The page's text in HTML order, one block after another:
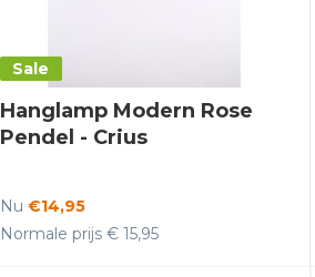
Sale
Hanglamp Modern Rose
Pendel - Crius
Nu €14,95
Normale prijs € 15,95